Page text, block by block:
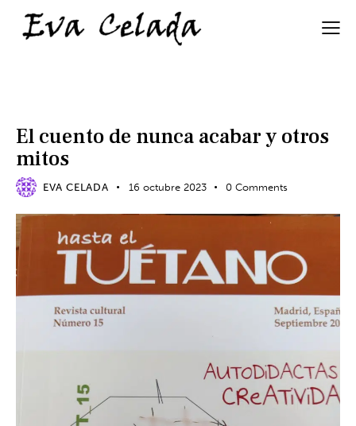
El cuento de nunca acabar y otros
mitos
EVA CELADA 16 octubre 2023 0 Comments